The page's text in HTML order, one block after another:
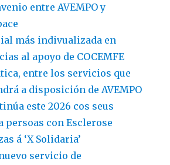
entre AVEMPO y
más indivualizada en
al apoyo de COCEMFE
entre los servicios que
a disposición de AVEMPO
este 2026 cos seus
persoas con Esclerose
á ‘X Solidaria’
servicio de